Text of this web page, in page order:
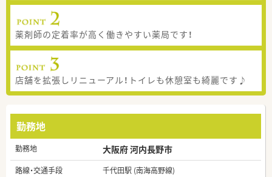
薬剤師の定着率が高く働きやすい薬局です！
店舗を拡張しリニューアル！トイレも休憩室も綺麗です♪
勤務地
勤務地 大阪府 河内長野市
路線・交通手段
千代田駅 (南海高野線)